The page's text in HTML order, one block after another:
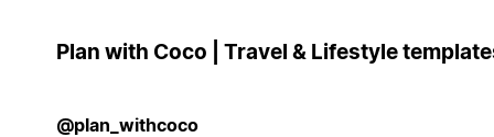
Plan with Coco | Travel & Lifestyle
@plan_withcoco